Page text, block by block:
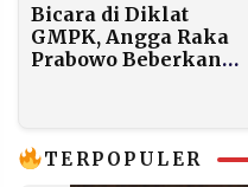
Bicara di Diklat
GMPK, Angga Raka
Prabowo Beberkan
TERPOPULER